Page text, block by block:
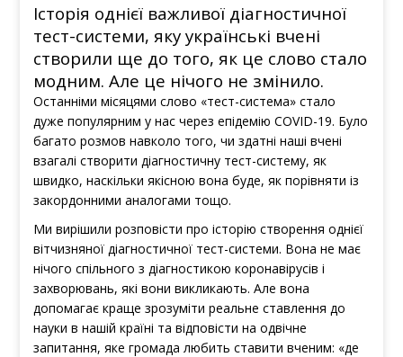
Історія однієї важливої діагностичної
тест-системи, яку українські вчені
створили ще до того, як це слово стало
модним. Але це нічого не змінило.
Останніми місяцями слово «тест-система» стало
дуже популярним у нас через епідемію COVID-19. Було
багато розмов навколо того, чи здатні наші вчені
взагалі створити діагностичну тест-систему, як
швидко, наскільки якісною вона буде, як порівняти із
закордонними аналогами тощо.
Ми вирішили розповісти про історію створення однієї
вітчизняної діагностичної тест-системи. Вона не має
нічого спільного з діагностикою коронавірусів і
захворювань, які вони викликають. Але вона
допомагає краще зрозуміти реальне ставлення до
науки в нашій країні та відповісти на одвічне
запитання, яке громада любить ставити вченим: «де